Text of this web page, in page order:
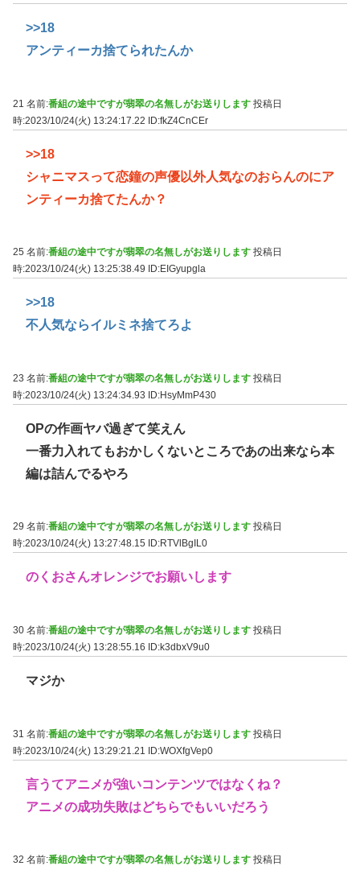
>>18
アンティーカ捨てられたんか
21 名前:番組の途中ですが翡翠の名無しがお送りします 投稿日
時:2023/10/24(火) 13:24:17.22 ID:fkZ4CnCEr
>>18
シャニマスって恋鐘の声優以外人気なのおらんのにア
ンティーカ捨てたんか？
25 名前:番組の途中ですが翡翠の名無しがお送りします 投稿日
時:2023/10/24(火) 13:25:38.49
ID:EIGyupgla
>>18
不人気ならイルミネ捨てろよ
23 名前:番組の途中ですが翡翠の名無しがお送りします 投稿日
時:2023/10/24(火) 13:24:34.93 ID:HsyMmP430
OPの作画ヤバ過ぎて笑えん
一番力入れてもおかしくないところであの出来なら本
編は詰んでるやろ
29 名前:番組の途中ですが翡翠の名無しがお送りします 投稿日
時:2023/10/24(火) 13:27:48.15
ID:RTVlBgIL0
のくおさんオレンジでお願いします
30 名前:番組の途中ですが翡翠の名無しがお送りします 投稿日
時:2023/10/24(火) 13:28:55.16
ID:k3dbxV9u0
マジか
31 名前:番組の途中ですが翡翠の名無しがお送りします 投稿日
時:2023/10/24(火) 13:29:21.21 ID:WOXfgVep0
言うてアニメが強いコンテンツではなくね？
アニメの成功失敗はどちらでもいいだろう
32 名前:番組の途中ですが翡翠の名無しがお送りします 投稿日